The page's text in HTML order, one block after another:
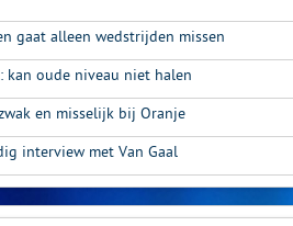
gaat alleen wedstrijden missen
kan oude niveau niet halen
en misselijk bij Oranje
interview met Van Gaal